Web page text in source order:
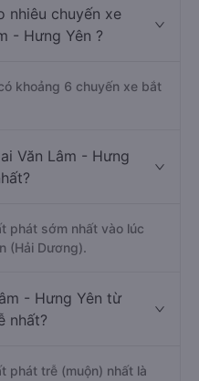
nhiêu chuyến xe
- Hưng Yên ?
khoảng 6 chuyến xe bắt
Văn Lâm - Hưng
phát sớm nhất vào lúc
(Hải Dương).
- Hưng Yên từ
nhất?
phát trễ (muộn) nhất là